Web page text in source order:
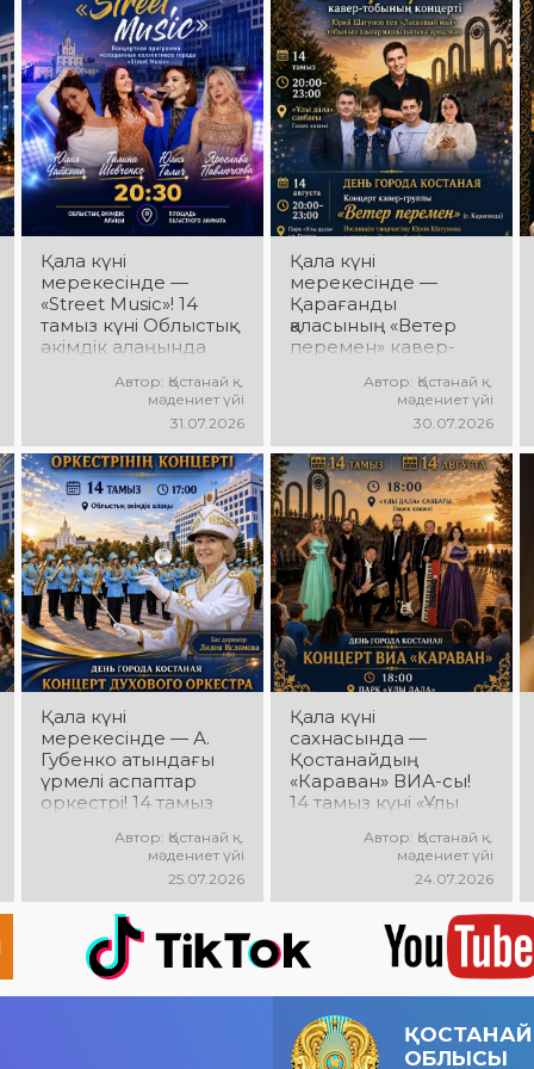
ұжымдары қатысатын
«Алтын дән»
фестивалі өтеді!
Сіздерді жас
таланттардың жарқын
өнері, әсем әндер,
әсерлі билер мен
мерекелік көңіл күй
күтеді!
Ансамбль жетекшісі
— Шамиль
Фахрутдинов.
Сіздерді әсерлі
хореографиялық
қойылымдар, жарқын
бейнелер, қуатты
ырғақ пен мерекелік
көңіл күй күтеді!
Қала күні
мерекесінде —
«Street Music»! 14
тамыз күні Облыстық
әкімдік алаңында
ұжымдарының
«Street Music»
бағдарламасы өтеді!
Сіздерді заманауи
музыка, жарқын
орындаулар, қуатты
энергия мен
көтеріңкі мерекелік
көңіл күй күтеді!
Автор: Қостанай қ.
мәдениет үйі
31.07.2026
Қала күні
мерекесінде —
Қарағанды
қаласының «Ветер
перемен» кавер-
«Ұлы Дала»
саябағында Юрий
Шатунов пен
«Ласковый май»
тобының
шығармашылығына
арналған концерт
өтеді! Сіздерді
көпшілік сүйіп
тыңдайтын әндер,
жылы естеліктер мен
ерекше музыкалық
атмосфера күтеді!
Автор: Қостанай қ.
мәдениет үйі
30.07.2026
Қала күні
мерекесінде — А.
Губенко атындағы
үрмелі аспаптар
оркестрі! 14 тамыз
алаңында
мерекелік концерті
өтеді. Бас дирижер
— Лилия Ислямова.
Сіздерді жанды
музыка, әсерлі
орындаулар мен
Автор: Қостанай қ.
мәдениет үйі
25.07.2026
Қала күні
сахнасында —
Қостанайдың
«Караван» ВИА-сы!
14 тамыз күні «Ұлы
«Караван» ВИА-
сының мерекелік
концерті өтеді!
Сіздерді сүйікті
әндер, жанды
музыка, жарқын
эмоциялар мен
көтеріңкі көңіл күй
күтеді!
Автор: Қостанай қ.
мәдениет үйі
24.07.2026
ҚОСТАНАЙ
ОБЛЫСЫ